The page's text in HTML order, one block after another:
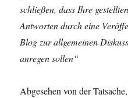
schließen, dass Ihre
Antworten durch eine
Blog zur allgemeinen
anregen sollen“
Abgesehen von der